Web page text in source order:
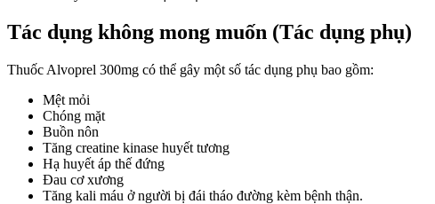
Tác dụng không mong muốn (Tác dụng phụ)
Thuốc Alvoprel 300mg có thể gây một số tác dụng phụ bao gồm:
Mệt mỏi
Chóng mặt
Buồn nôn
Tăng creatine kinase huyết tương
Hạ huyết áp thế đứng
Đau cơ xương
Tăng kali máu ở người bị đái tháo đường kèm bệnh thận.